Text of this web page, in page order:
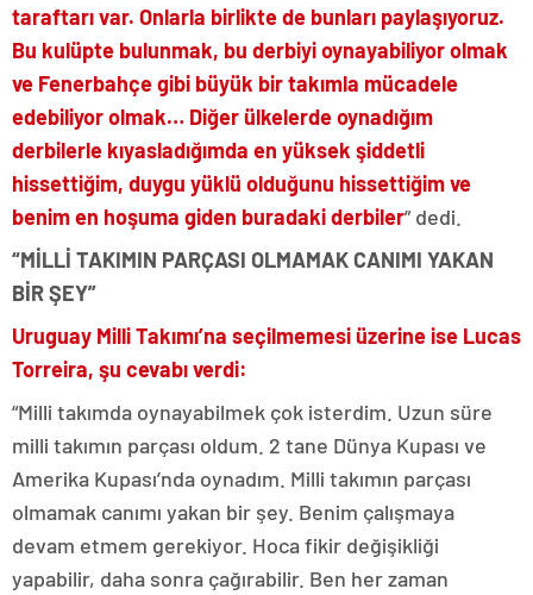
taraftarı var. Onlarla birlikte de bunları paylaşıyoruz.
Bu kulüpte bulunmak, bu derbiyi oynayabiliyor olmak
ve Fenerbahçe gibi büyük bir takımla mücadele
edebiliyor olmak… Diğer ülkelerde oynadığım
derbilerle kıyasladığımda en yüksek şiddetli
hissettiğim, duygu yüklü olduğunu hissettiğim ve
benim en hoşuma giden buradaki derbiler” dedi.
“MİLLİ TAKIMIN PARÇASI OLMAMAK CANIMI YAKAN
BİR ŞEY”
Uruguay Milli Takımı’na seçilmemesi üzerine ise Lucas
Torreira, şu cevabı verdi:
“Milli takımda oynayabilmek çok isterdim. Uzun süre
milli takımın parçası oldum. 2 tane Dünya Kupası ve
Amerika Kupası’nda oynadım. Milli takımın parçası
olmamak canımı yakan bir şey. Benim çalışmaya
devam etmem gerekiyor. Hoca fikir değişikliği
yapabilir, daha sonra çağırabilir. Ben her zaman